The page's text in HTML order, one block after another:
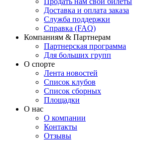
Доставка и оплата заказа
Служба поддержки
Справка (FAQ)
Компаниям & Партнерам
Партнерская программа
Для больших групп
О спорте
Лента новостей
Список клубов
Список сборных
Площадки
О нас
О компании
Контакты
Отзывы